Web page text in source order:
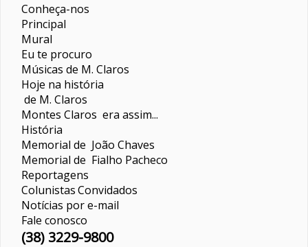
Conheça-nos
Principal
Mural
Eu te procuro
Músicas de M. Claros
Hoje na história
de M. Claros
Montes Claros era assim...
História
Memorial de João Chaves
Memorial de Fialho Pacheco
Reportagens
ColunistasConvidados
Notícias por e-mail
Fale conosco
(38) 3229-9800